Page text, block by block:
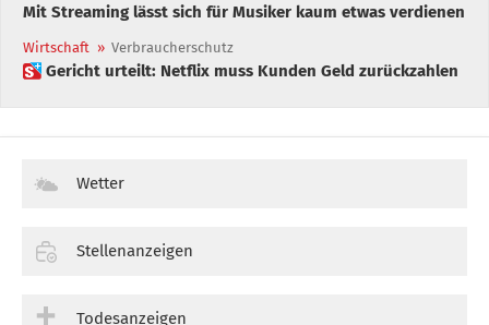
Mit Streaming lässt sich für Musiker kaum etwas verdienen
Wirtschaft » Verbraucherschutz
 Gericht urteilt: Netflix muss Kunden Geld zurückzahlen
Wetter
Stellenanzeigen
Todesanzeigen